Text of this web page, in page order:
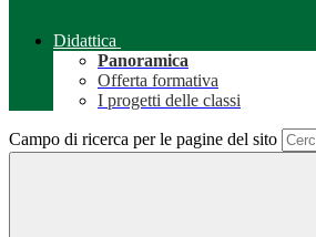
Didattica
Panoramica
Offerta formativa
I progetti delle classi
Campo di ricerca per le pagine del sito